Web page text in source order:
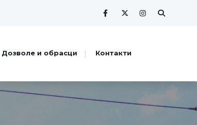
Дозволе и обрасци Контакти